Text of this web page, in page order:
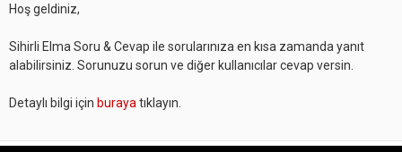
Hoş geldiniz,
Sihirli Elma Soru & Cevap ile sorularınıza en kısa zamanda yanıt
alabilirsiniz. Sorunuzu sorun ve diğer kullanıcılar cevap versin.
Detaylı bilgi için buraya tıklayın.